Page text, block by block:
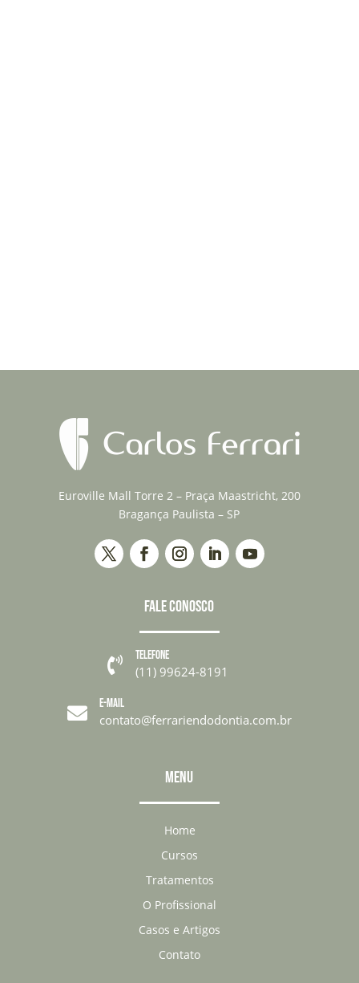
Euroville Mall Torre 2 – Praça Maastricht, 200
Bragança Paulista – SP
FALE CONOSCO
 TELEFONE
(11) 99624-8191
 E-MAIL
contato@ferrariendodontia.com.br
MENU
Home
Cursos
Tratamentos
O Profissional
Casos e Artigos
Contato